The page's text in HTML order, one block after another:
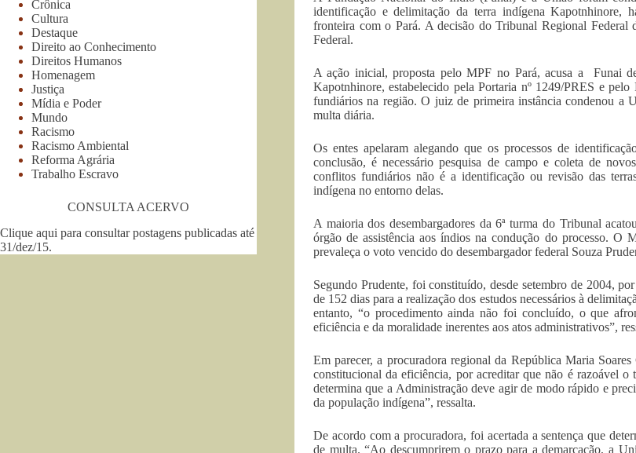
identificação e delimitação da terra indígena
fronteira com o Pará. A decisão do Tribunal Regional
Federal.
A ação inicial, proposta pelo MPF no Pará, acusa a Funai
Kapotnhinore, estabelecido pela Portaria nº 1249/PRES e
fundiários na região. O juiz de primeira instância condenou a
multa diária.
Os entes apelaram alegando que os processos de
conclusão, é necessário pesquisa de campo e coleta de
conflitos fundiários não é a identificação ou revisão das
indígena no entorno delas.
A maioria dos desembargadores da 6ª turma do Tribunal
órgão de assistência aos índios na condução do processo. O
prevaleça o voto vencido do desembargador federal Souza
Segundo Prudente, foi constituído, desde setembro de 2004,
de 152 dias para a realização dos estudos necessários à
entanto, “o procedimento ainda não foi concluído, o que
eficiência e da moralidade inerentes aos atos administrativos”,
Em parecer, a procuradora regional da República Maria
constitucional da eficiência, por acreditar que não é razoável
determina que a Administração deve agir de modo rápido e
da população indígena”, ressalta.
De acordo com a procuradora, foi acertada a sentença que
de multa. “Ao descumprirem o prazo para a demarcação, a
Crônica
Cultura
Destaque
Direito ao Conhecimento
Direitos Humanos
Homenagem
Justiça
Mídia e Poder
Mundo
Racismo
Racismo Ambiental
Reforma Agrária
Trabalho Escravo
CONSULTA ACERVO
Clique aqui para consultar postagens publicadas até
31/dez/15.